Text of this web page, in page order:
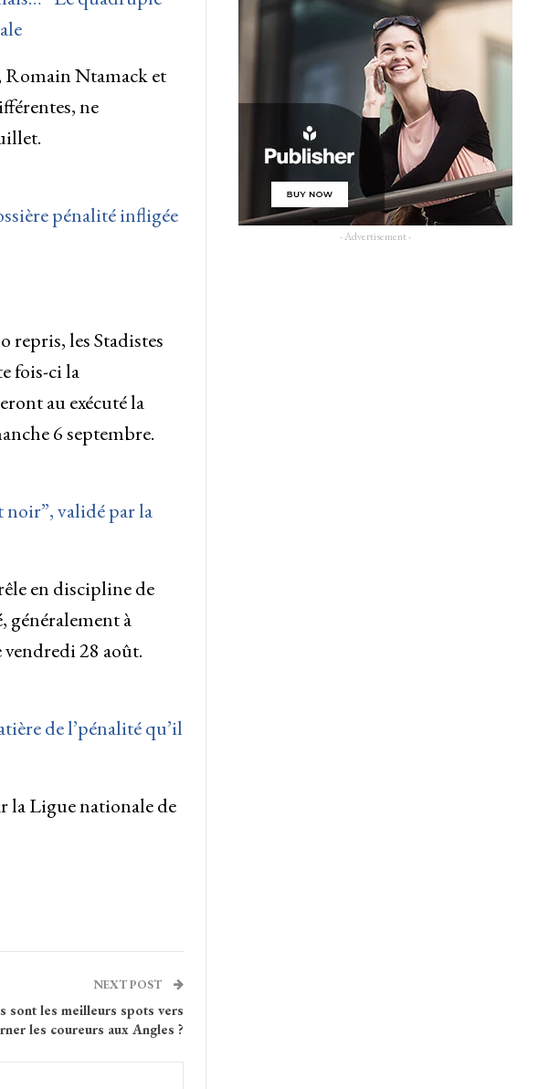
Romain Ntamack et
ne
pénalité infligée
repris, les Stadistes
fois-ci la
au exécuté la
6 septembre.
validé par la
en discipline de
généralement à
28 août.
de l’pénalité qu’il
la Ligue nationale de
NEXT POST
sont les meilleurs spots vers
les coureurs aux Angles ?
- Advertisement -